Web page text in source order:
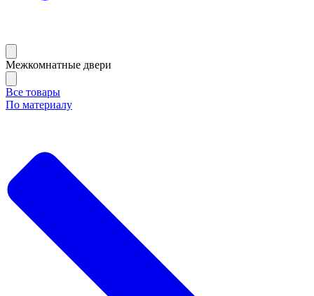
Межкомнатные двери
Все товары
По материалу